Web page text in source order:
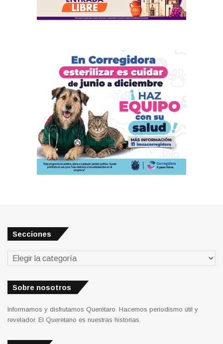
Secciones
Secciones
Sobre nosotros
Informamos y disfrutamos Querétaro. Hacemos periodismo útil y
revelador. El Queretano es nuestras historias.